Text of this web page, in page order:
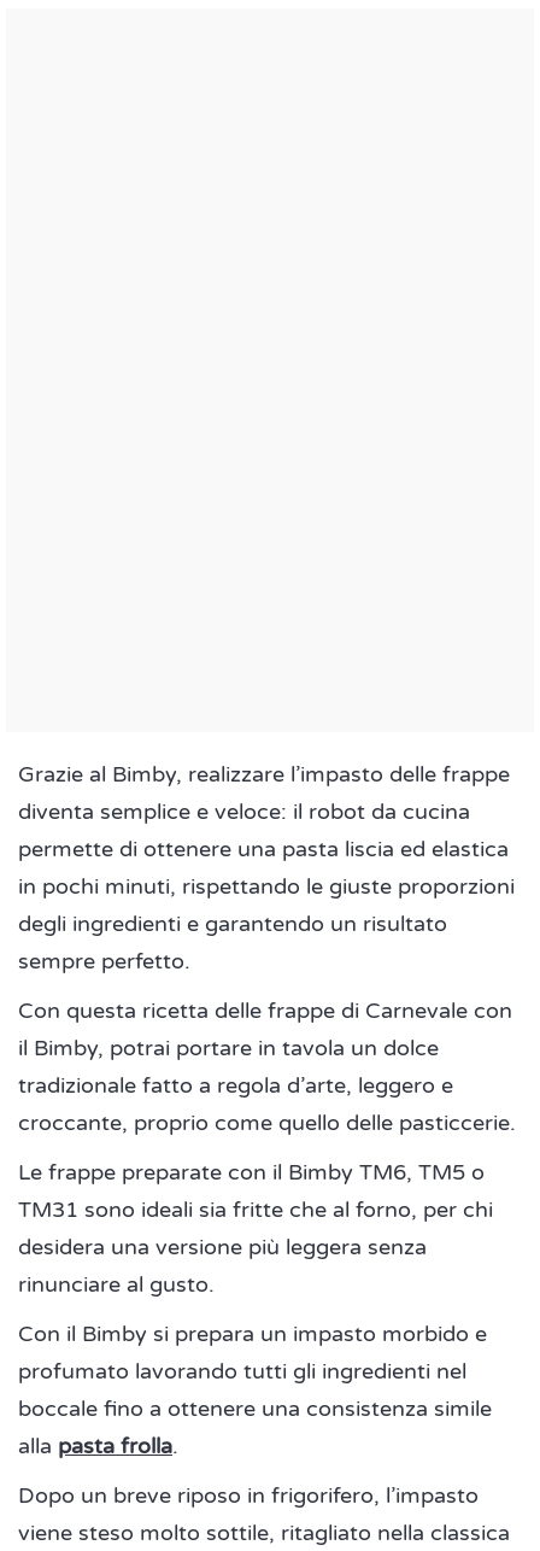
Grazie al Bimby, realizzare l’impasto delle frappe
diventa semplice e veloce: il robot da cucina
permette di ottenere una pasta liscia ed elastica
in pochi minuti, rispettando le giuste proporzioni
degli ingredienti e garantendo un risultato
sempre perfetto.
Con questa ricetta delle frappe di Carnevale con
il Bimby, potrai portare in tavola un dolce
tradizionale fatto a regola d’arte, leggero e
croccante, proprio come quello delle pasticcerie.
Le frappe preparate con il Bimby TM6, TM5 o
TM31 sono ideali sia fritte che al forno, per chi
desidera una versione più leggera senza
rinunciare al gusto.
Con il Bimby si prepara un impasto morbido e
profumato lavorando tutti gli ingredienti nel
boccale fino a ottenere una consistenza simile
alla pasta frolla.
Dopo un breve riposo in frigorifero, l’impasto
viene steso molto sottile, ritagliato nella classica